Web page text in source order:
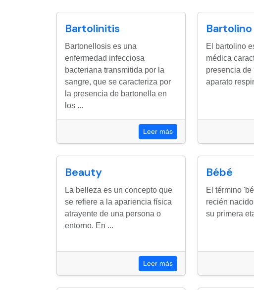
Bartolinitis
Bartonellosis es una
enfermedad infecciosa
bacteriana transmitida por la
sangre, que se caracteriza por
la presencia de bartonella en
los ...
Leer más
Bartolino
El bartolino
médica
presencia de
aparato
Beauty
La belleza es un concepto que
se refiere a la apariencia física
atrayente de una persona o
entorno. En ...
Leer más
Bébé
El término
recién
su primera